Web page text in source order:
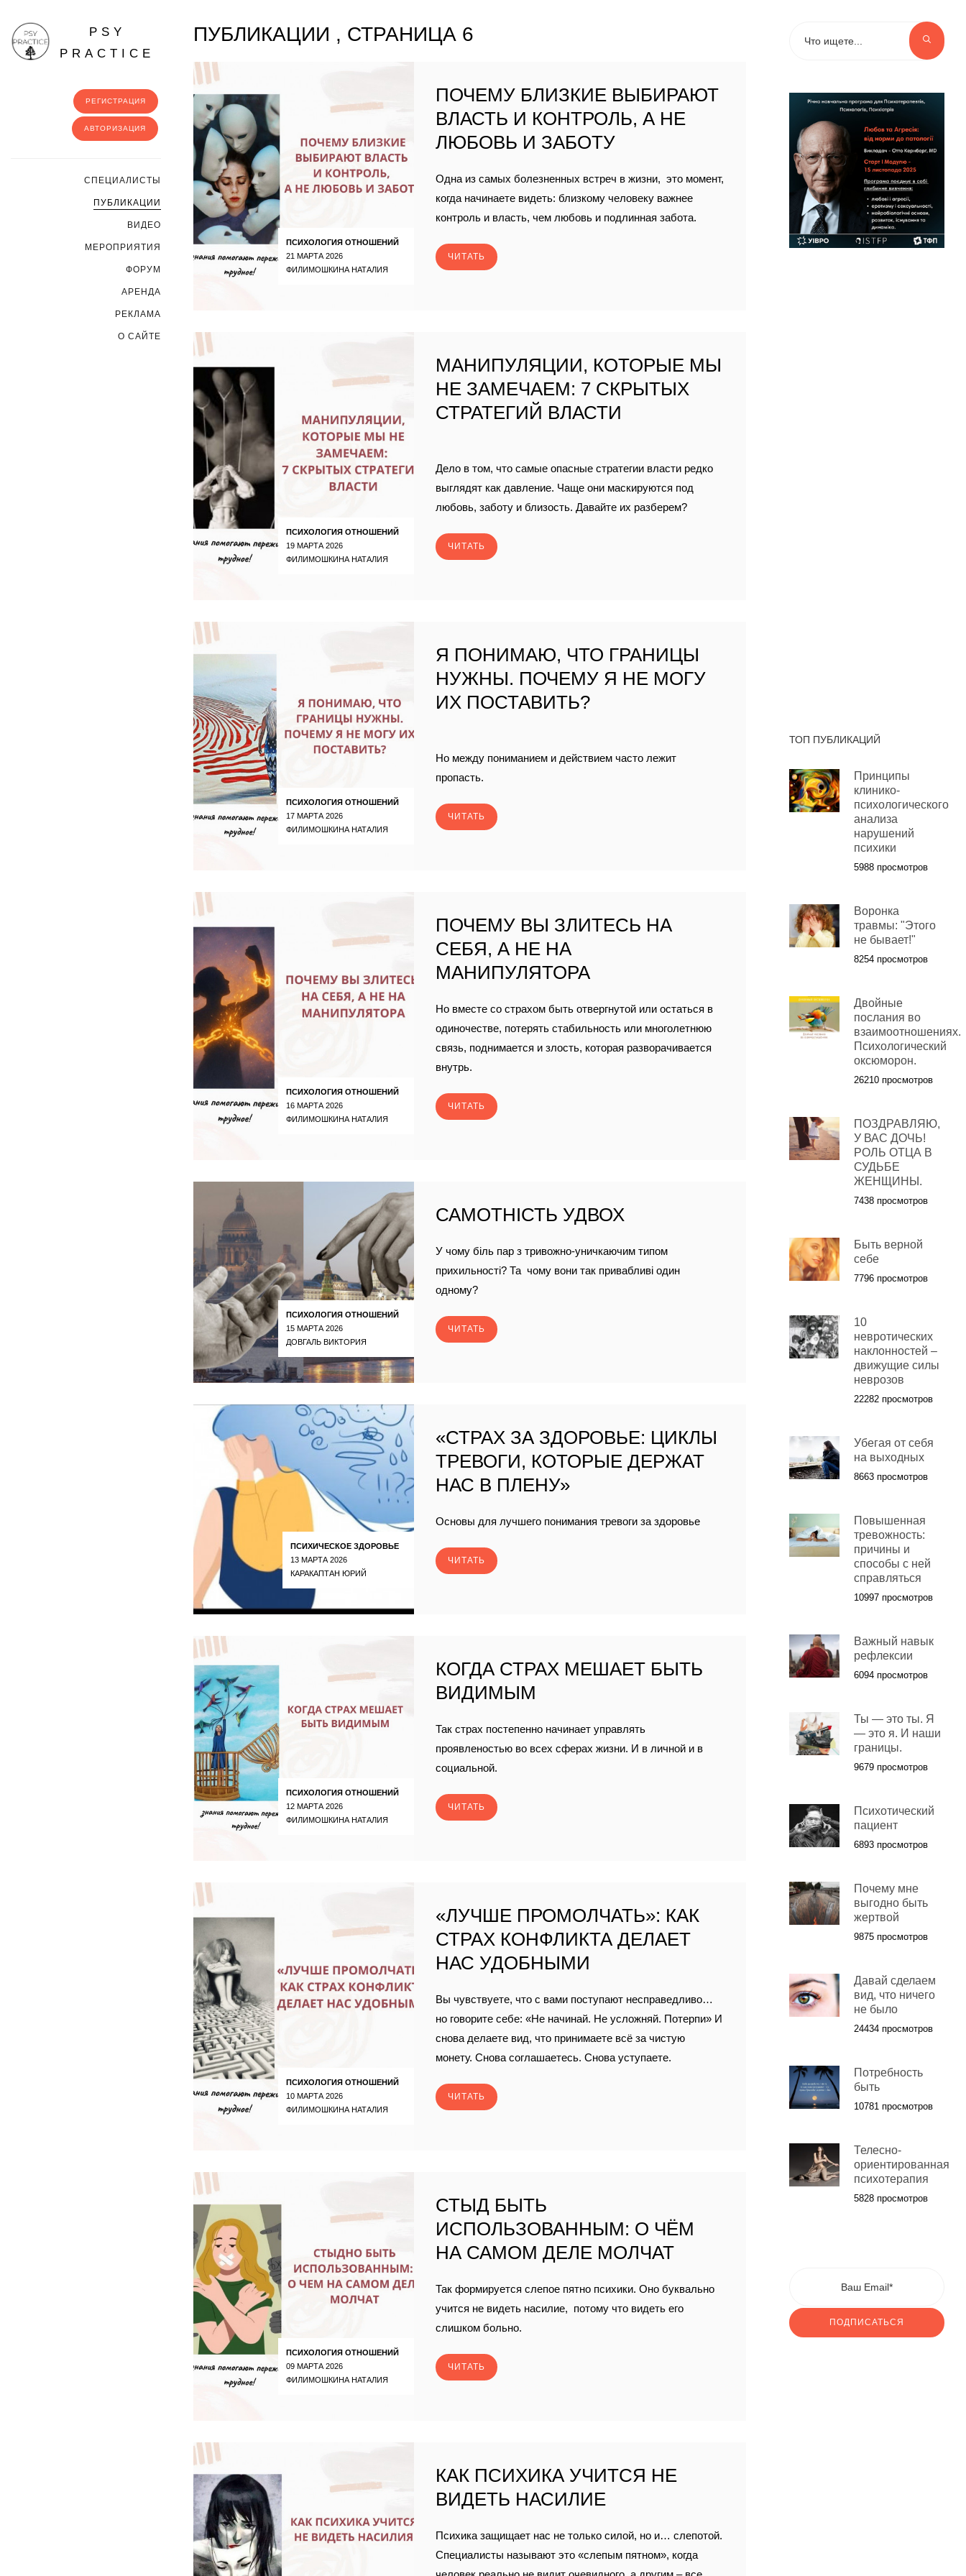
PSY
PRACTICE
РЕГИСТРАЦИЯ
АВТОРИЗАЦИЯ
CПЕЦИАЛИСТЫ
ПУБЛИКАЦИИ
ВИДЕО
МЕРОПРИЯТИЯ
ФОРУМ
АРЕНДА
РЕКЛАМА
О САЙТЕ
ПУБЛИКАЦИИ , СТРАНИЦА 6
ПСИХОЛОГИЯ ОТНОШЕНИЙ
21 МАРТА 2026
ФИЛИМОШКИНА НАТАЛИЯ
ПОЧЕМУ БЛИЗКИЕ ВЫБИРАЮТ
ВЛАСТЬ И КОНТРОЛЬ, А НЕ
ЛЮБОВЬ И ЗАБОТУ
Одна из самых болезненных встреч в жизни, это момент,
когда начинаете видеть: близкому человеку важнее
контроль и власть, чем любовь и подлинная забота.
ЧИТАТЬ
ПСИХОЛОГИЯ ОТНОШЕНИЙ
19 МАРТА 2026
ФИЛИМОШКИНА НАТАЛИЯ
МАНИПУЛЯЦИИ, КОТОРЫЕ МЫ
НЕ ЗАМЕЧАЕМ: 7 СКРЫТЫХ
СТРАТЕГИЙ ВЛАСТИ
Дело в том, что самые опасные стратегии власти редко
выглядят как давление. Чаще они маскируются под
любовь, заботу и близость. Давайте их разберем?
ЧИТАТЬ
ПСИХОЛОГИЯ ОТНОШЕНИЙ
17 МАРТА 2026
ФИЛИМОШКИНА НАТАЛИЯ
Я ПОНИМАЮ, ЧТО ГРАНИЦЫ
НУЖНЫ. ПОЧЕМУ Я НЕ МОГУ
ИХ ПОСТАВИТЬ?
Но между пониманием и действием часто лежит
пропасть.
ЧИТАТЬ
ПСИХОЛОГИЯ ОТНОШЕНИЙ
16 МАРТА 2026
ФИЛИМОШКИНА НАТАЛИЯ
ПОЧЕМУ ВЫ ЗЛИТЕСЬ НА
СЕБЯ, А НЕ НА
МАНИПУЛЯТОРА
Но вместе со страхом быть отвергнутой или остаться в
одиночестве, потерять стабильность или многолетнюю
связь, поднимается и злость, которая разворачивается
внутрь.
ЧИТАТЬ
ПСИХОЛОГИЯ ОТНОШЕНИЙ
15 МАРТА 2026
ДОВГАЛЬ ВИКТОРИЯ
САМОТНІСТЬ УДВОХ
У чому біль пар з тривожно-уничкаючим типом
прихильності? Та чому вони так привабливі один
одному?
ЧИТАТЬ
ПСИХИЧЕСКОЕ ЗДОРОВЬЕ
13 МАРТА 2026
КАРАКАПТАН ЮРИЙ
«СТРАХ ЗА ЗДОРОВЬЕ: ЦИКЛЫ
ТРЕВОГИ, КОТОРЫЕ ДЕРЖАТ
НАС В ПЛЕНУ»
Основы для лучшего понимания тревоги за здоровье
ЧИТАТЬ
ПСИХОЛОГИЯ ОТНОШЕНИЙ
12 МАРТА 2026
ФИЛИМОШКИНА НАТАЛИЯ
КОГДА СТРАХ МЕШАЕТ БЫТЬ
ВИДИМЫМ
Так страх постепенно начинает управлять
проявленостью во всех сферах жизни. И в личной и в
социальной.
ЧИТАТЬ
ПСИХОЛОГИЯ ОТНОШЕНИЙ
10 МАРТА 2026
ФИЛИМОШКИНА НАТАЛИЯ
«ЛУЧШЕ ПРОМОЛЧАТЬ»: КАК
СТРАХ КОНФЛИКТА ДЕЛАЕТ
НАС УДОБНЫМИ
Вы чувствуете, что с вами поступают несправедливо…
но говорите себе: «Не начинай. Не усложняй. Потерпи» И
снова делаете вид, что принимаете всё за чистую
монету. Снова соглашаетесь. Снова уступаете.
ЧИТАТЬ
ПСИХОЛОГИЯ ОТНОШЕНИЙ
09 МАРТА 2026
ФИЛИМОШКИНА НАТАЛИЯ
СТЫД БЫТЬ
ИСПОЛЬЗОВАННЫМ: О ЧЁМ
НА САМОМ ДЕЛЕ МОЛЧАТ
Так формируется слепое пятно психики. Оно буквально
учится не видеть насилие, потому что видеть его
слишком больно.
ЧИТАТЬ
КАК ПСИХИКА УЧИТСЯ НЕ
ВИДЕТЬ НАСИЛИЕ
Психика защищает нас не только силой, но и… слепотой.
Специалисты называют это «слепым пятном», когда
ТОП ПУБЛИКАЦИЙ
Принципы
клинико-
психологического
анализа
нарушений
психики
5988 просмотров
Воронка
травмы: "Этого
не бывает!"
8254 просмотров
Двойные
послания во
взаимоотношениях.
Психологический
оксюморон.
26210 просмотров
ПОЗДРАВЛЯЮ,
У ВАС ДОЧЬ!
РОЛЬ ОТЦА В
СУДЬБЕ
ЖЕНЩИНЫ.
7438 просмотров
Быть верной
себе
7796 просмотров
10
невротических
наклонностей –
движущие силы
неврозов
22282 просмотров
Убегая от себя
на выходных
8663 просмотров
Повышенная
тревожность:
причины и
способы с ней
справляться
10997 просмотров
Важный навык
рефлексии
6094 просмотров
Ты — это ты. Я
— это я. И наши
границы.
9679 просмотров
Психотический
пациент
6893 просмотров
Почему мне
выгодно быть
жертвой
9875 просмотров
Давай сделаем
вид, что ничего
не было
24434 просмотров
Потребность
быть
10781 просмотров
Телесно-
ориентированная
психотерапия
5828 просмотров
ПОДПИСАТЬСЯ